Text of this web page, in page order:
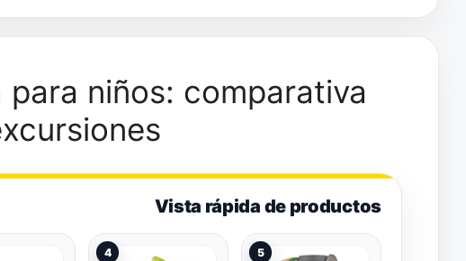
niños: comparativa
Vista rápida de productos
4 5